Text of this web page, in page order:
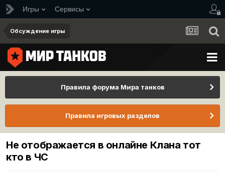
Игры Сервисы
Обсуждение игры
Правила форума Мира танков
Правила игровых разделов
Не отображается в онлайне Клана тот
кто в ЧС